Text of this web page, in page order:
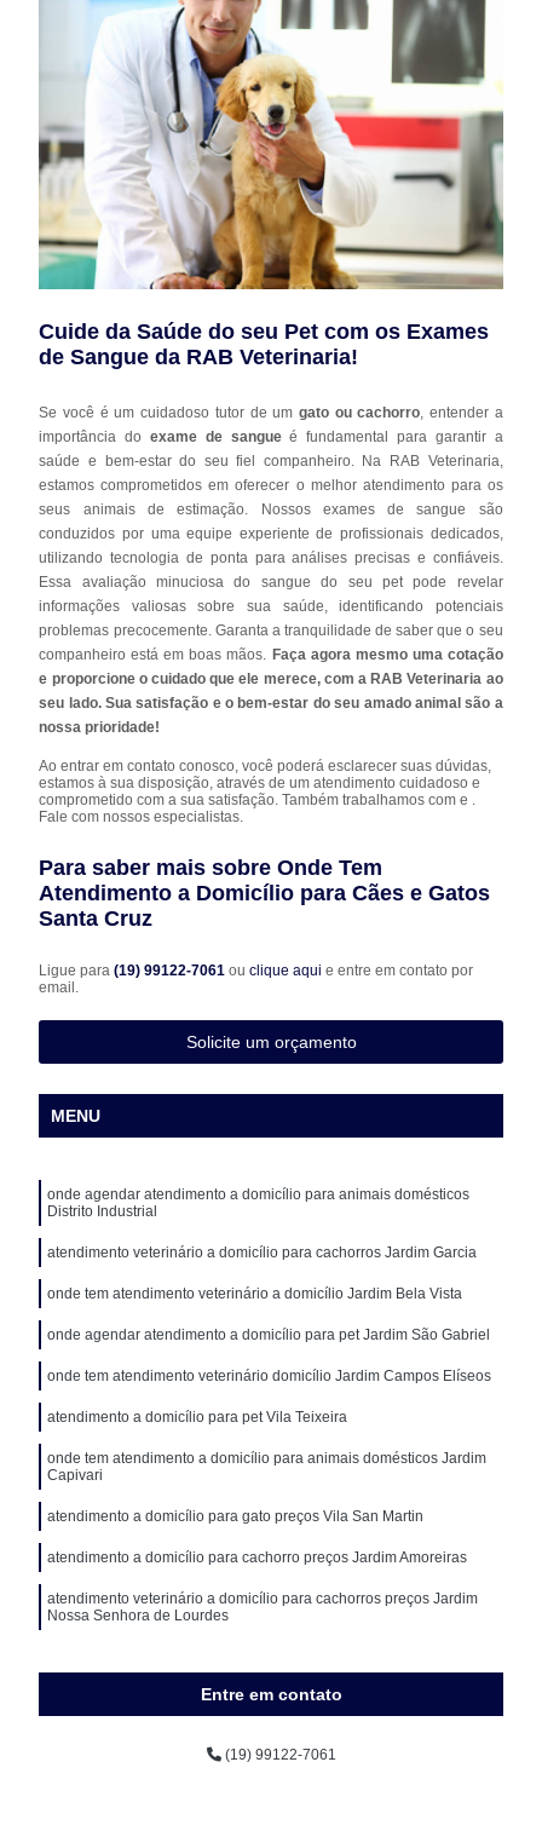
Cuide da Saúde do seu Pet com os Exames
de Sangue da RAB Veterinaria!
Se você é um cuidadoso tutor de um gato ou cachorro , entender a
importância doexame de sangueé fundamental para garantir a
saúde e bem-estar do seu fiel companheiro. Na RAB Veterinaria,
estamos comprometidos em oferecer o melhor atendimento para os
seus animais de estimação. Nossos exames de sangue são
conduzidos por uma equipe experiente de profissionais dedicados,
utilizando tecnologia de ponta para análises precisas e confiáveis.
Essa avaliação minuciosa do sangue do seu pet pode revelar
informações valiosas sobre sua saúde, identificando potenciais
problemas precocemente. Garanta a tranquilidade de saber que o seu
companheiro está em boas mãos. Faça agora mesmo uma cotação
e proporcione o cuidado que ele merece, com a RAB Veterinaria ao
seu lado. Sua satisfação e o bem-estar do seu amado animal são a
nossa prioridade!
Ao entrar em contato conosco, você poderá esclarecer suas dúvidas,
estamos à sua disposição, através de um atendimento cuidadoso e
comprometido com a sua satisfação. Também trabalhamos com e .
Fale com nossos especialistas.
Para saber mais sobre Onde Tem
Atendimento a Domicílio para Cães e Gatos
Santa Cruz
Ligue para(19) 99122-7061ouclique aqui e entre em contato por
email.
Solicite um orçamento
MENU
onde agendar atendimento a domicílio para animais domésticos
Distrito Industrial
atendimento veterinário a domicílio para cachorros Jardim Garcia
onde tem atendimento veterinário a domicílio Jardim Bela Vista
onde agendar atendimento a domicílio para pet Jardim São Gabriel
onde tem atendimento veterinário domicílio Jardim Campos Elíseos
atendimento a domicílio para pet Vila Teixeira
onde tem atendimento a domicílio para animais domésticos Jardim
Capivari
atendimento a domicílio para gato preços Vila San Martin
atendimento a domicílio para cachorro preços Jardim Amoreiras
atendimento veterinário a domicílio para cachorros preços Jardim
Nossa Senhora de Lourdes
Entre em contato
(19) 99122-7061